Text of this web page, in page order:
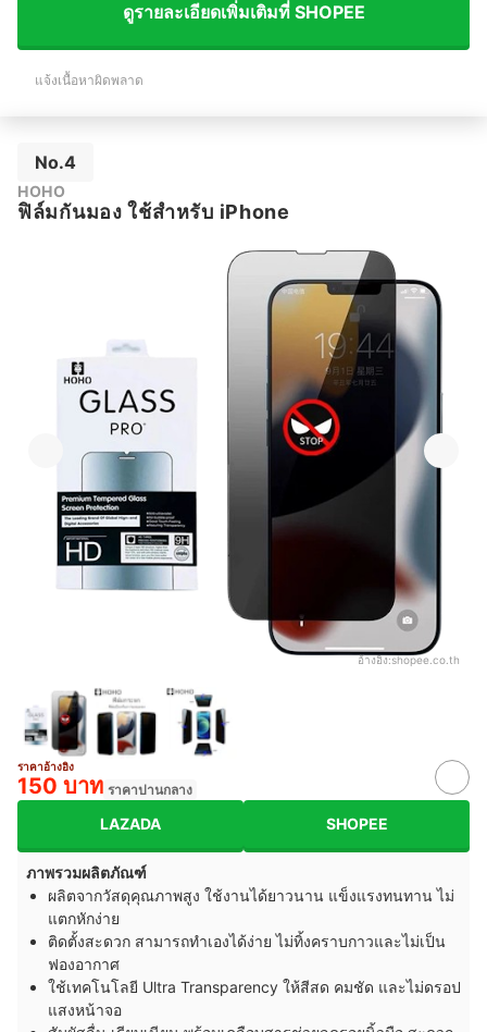
ดูรายละเอียดเพิ่มเติมที่ SHOPEE
แจ้งเนื้อหาผิดพลาด
No.4
HOHO
ฟิล์มกันมอง ใช้สำหรับ iPhone
อ้างอิง:shopee.co.th
ราคาอ้างอิง
150 บาท ราคาปานกลาง
LAZADA SHOPEE
ภาพรวมผลิตภัณฑ์
ผลิตจากวัสดุคุณภาพสูง ใช้งานได้ยาวนาน แข็งแรงทนทาน ไม่
แตกหักง่าย
ติดตั้งสะดวก สามารถทำเองได้ง่าย ไม่ทิ้งคราบกาวและไม่เป็น
ฟองอากาศ
ใช้เทคโนโลยี Ultra Transparency ให้สีสด คมชัด และไม่ดรอป
แสงหน้าจอ